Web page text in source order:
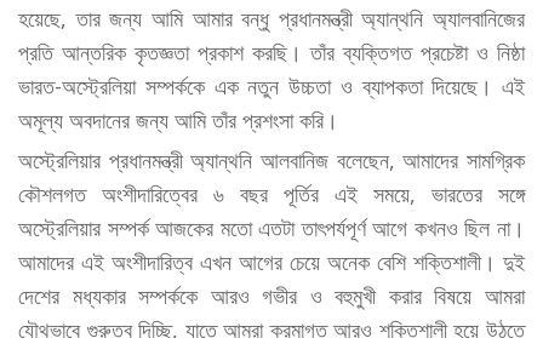
হয়েছে, তার জন্য আমি আমার বন্ধু প্রধানমন্ত্রী অ্যান্থনি অ্যালবানিজের
প্রতি আন্তরিক কৃতজ্ঞতা প্রকাশ করছি। তাঁর ব্যক্তিগত প্রচেষ্টা ও নিষ্ঠা
ভারত-অস্ট্রেলিয়া সম্পর্ককে এক নতুন উচ্চতা ও ব্যাপকতা দিয়েছে। এই
অমূল্য অবদানের জন্য আমি তাঁর প্রশংসা করি।
অস্ট্রেলিয়ার প্রধানমন্ত্রী অ্যান্থনি আলবানিজ বলেছেন, আমাদের সামগ্রিক
কৌশলগত অংশীদারিত্বের ৬ বছর পূর্তির এই সময়ে, ভারতের সঙ্গে
অস্ট্রেলিয়ার সম্পর্ক আজকের মতো এতটা তাৎপর্যপূর্ণ আগে কখনও ছিল না।
আমাদের এই অংশীদারিত্ব এখন আগের চেয়ে অনেক বেশি শক্তিশালী। দুই
দেশের মধ্যকার সম্পর্ককে আরও গভীর ও বহুমুখী করার বিষয়ে আমরা
যৌথভাবে গুরুত্ব দিচ্ছি, যাতে আমরা ক্রমাগত আরও শক্তিশালী হয়ে উঠতে